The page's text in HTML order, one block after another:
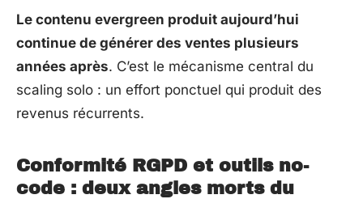
Le contenu evergreen produit aujourd’hui
continue de générer des ventes plusieurs
années après. C’est le mécanisme central du
scaling solo : un effort ponctuel qui produit des
revenus récurrents.
Conformité RGPD et outils no-
code : deux angles morts du